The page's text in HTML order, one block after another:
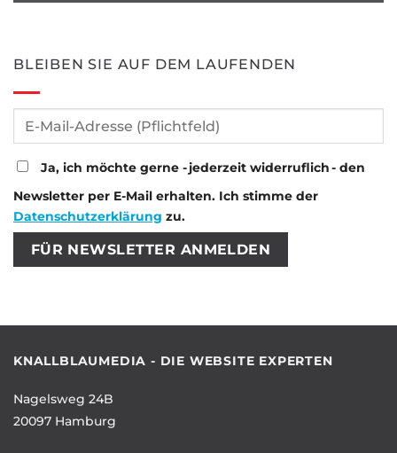
BLEIBEN SIE AUF DEM LAUFENDEN
Ja, ich möchte gerne - jederzeit widerruflich - den
Newsletter per E-Mail erhalten. Ich stimme der
Datenschutzerklärung zu.
Bitte lasse dieses Feld leer.
Bitte lasse dieses Feld leer.
KNALLBLAUMEDIA - DIE WEBSITE EXPERTEN
Nagelsweg 24B
20097 Hamburg